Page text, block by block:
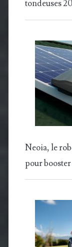
tondeuses
Neoia, le
pour